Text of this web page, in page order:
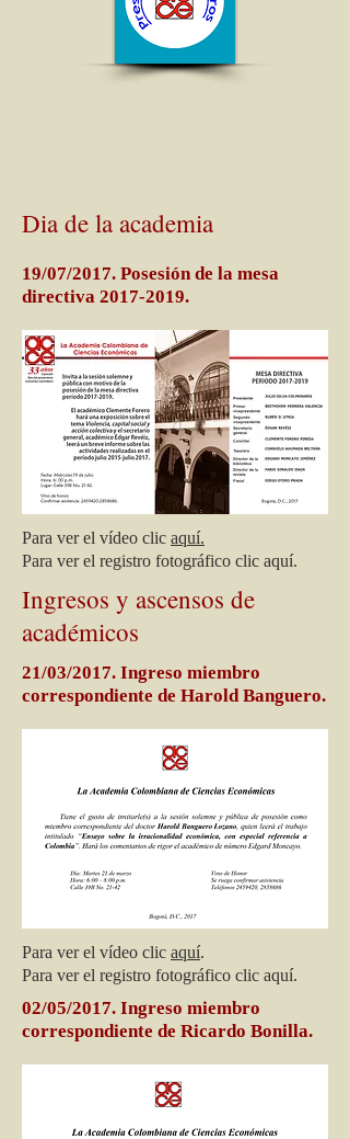
Dia de la academia
19/07/2017. Posesión de la mesa
directiva 2017-2019.
Para ver el vídeo clic aquí.
Para ver el registro fotográfico clic aquí.
Ingresos y ascensos de
académicos
21/03/2017. Ingreso miembro
correspondiente de Harold Banguero.
Para ver el vídeo clic aquí.
Para ver el registro fotográfico clic aquí.
02/05/2017. Ingreso miembro
correspondiente de Ricardo Bonilla.